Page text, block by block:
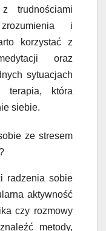
trudnościami
i
korzystać z
oraz
sytuacjach
terapia, która
siebie.
ze stresem
radzenia sobie
aktywność
czy rozmowy
metody,